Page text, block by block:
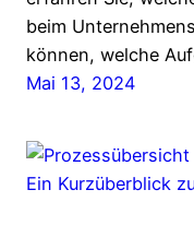
beim
können, welche
Mai 13, 2024